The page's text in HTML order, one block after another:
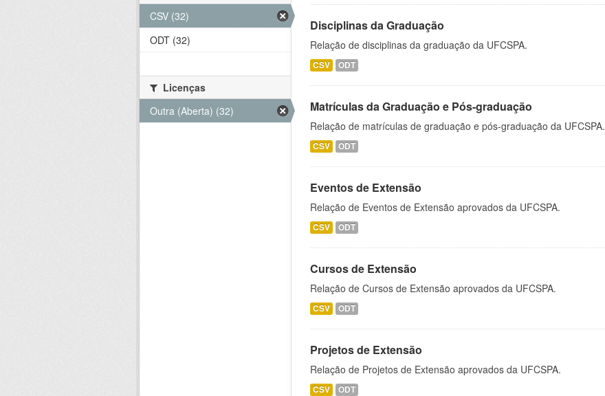
Disciplinas da Graduação
Relação de disciplinas da graduação da UFCSPA.
CSV ODT
Matrículas da Graduação e Pós-graduação
Relação de matrículas de graduação e pós-graduação da UFCSPA.
CSV ODT
Eventos de Extensão
Relação de Eventos de Extensão aprovados da UFCSPA.
CSV ODT
Cursos de Extensão
Relação de Cursos de Extensão aprovados da UFCSPA.
CSV ODT
Projetos de Extensão
Relação de Projetos de Extensão aprovados da UFCSPA.
CSV ODT
CSV (32)
ODT (32)
Licenças
Outra (Aberta) (32)